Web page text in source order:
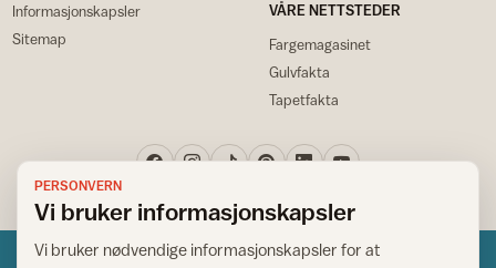
Informasjonskapsler
Sitemap
VÅRE NETTSTEDER
Fargemagasinet
Gulvfakta
Tapetfakta
PERSONVERN
Vi bruker informasjonskapsler
Vi bruker nødvendige informasjonskapsler for at